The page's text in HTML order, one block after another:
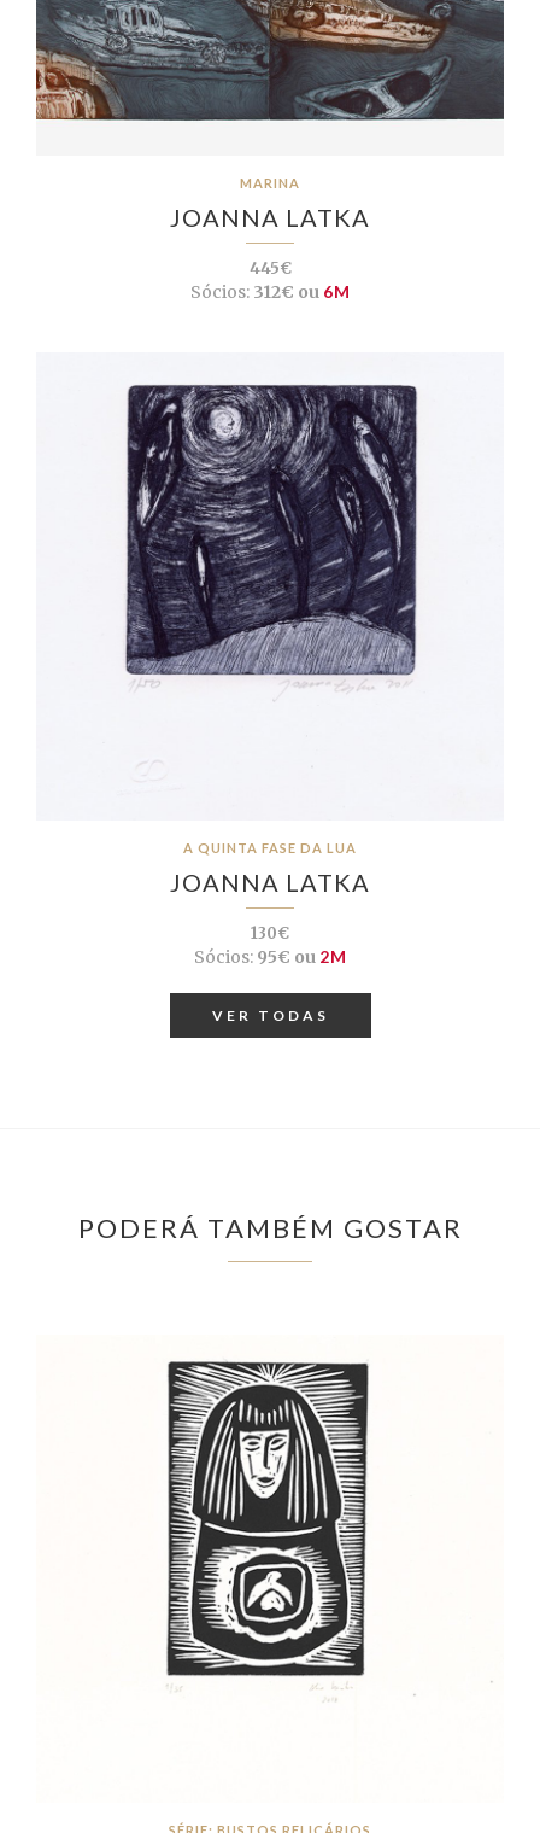
MARINA
JOANNA LATKA
445€
Sócios:312€ ou 6M
A QUINTA FASE DA LUA
JOANNA LATKA
130€
Sócios:95€ ou 2M
VER TODAS
PODERÁ TAMBÉM GOSTAR